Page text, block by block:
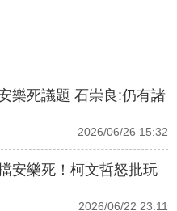
樂死議題 石崇良:仍有諸
2026/06/26 15:32
安樂死！柯文哲怒批玩
2026/06/22 23:11